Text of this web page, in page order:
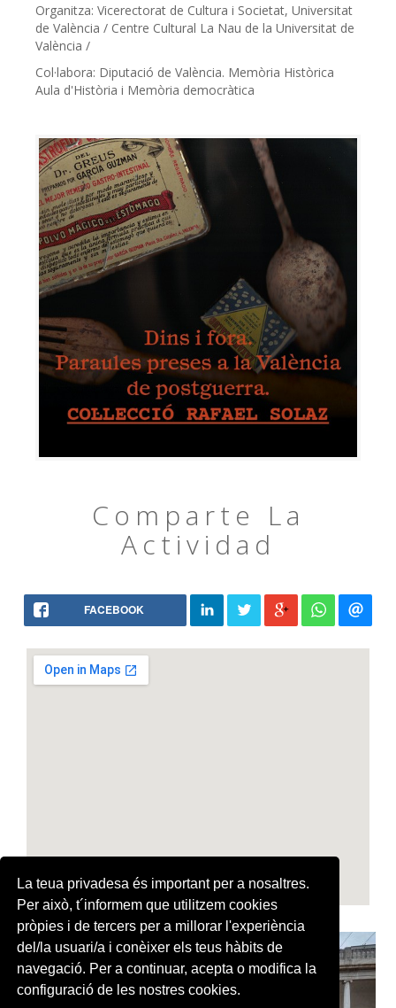
La teua privadesa és important per a nosaltres.
Per això, t´informem que utilitzem cookies
pròpies i de tercers per a millorar l'experiència
del/la usuari/a i conèixer els teus hàbits de
navegació. Per a continuar, acepta o modifica la
configuració de les nostres cookies.
Organitza: Vicerectorat de Cultura i Societat, Universitat
de València / Centre Cultural La Nau de la Universitat de
València /
Col·labora: Diputació de València. Memòria Històrica
Aula d'Història i Memòria democràtica
Comparte La
Actividad
FACEBOOK